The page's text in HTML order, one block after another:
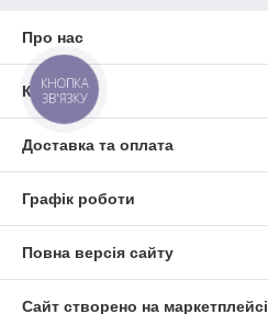
Про нас
Контакти
Доставка та оплата
Графік роботи
Повна версія сайту
Сайт створено на маркетплейсі
КНОПКА
ЗВ'ЯЗКУ